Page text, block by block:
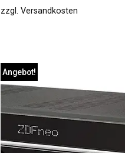
zzgl.Versandkosten
Angebot!